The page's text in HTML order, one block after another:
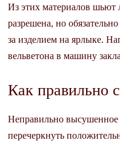
Из этих материалов шьют
разрешена, но
за изделием на ярлыке.
вельветона в машину
Как правильно
Неправильно
перечеркнуть